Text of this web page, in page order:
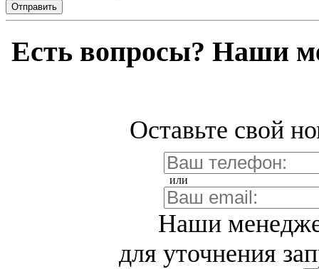
Отправить
Есть вопросы? Наши
Оставьте свой
или
Наши
для уточнения